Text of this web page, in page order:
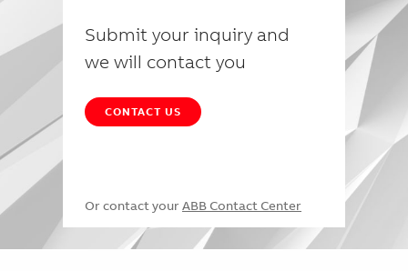
Submit your inquiry and
we will contact you
CONTACT US
Or contact your ABB Contact Center